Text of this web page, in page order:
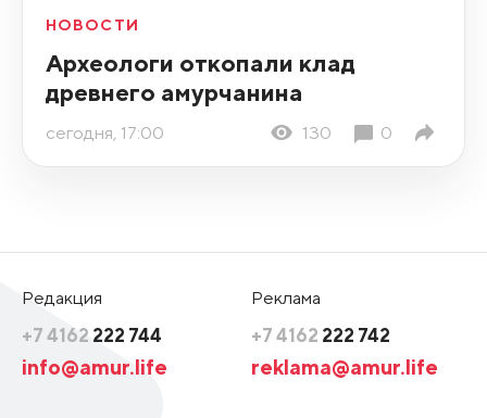
НОВОСТИ
Археологи откопали клад
древнего амурчанина
сегодня, 17:00 130 0
Редакция
+7 4162 222 744
info@amur.life
Реклама
+7 4162 222 742
reklama@amur.life